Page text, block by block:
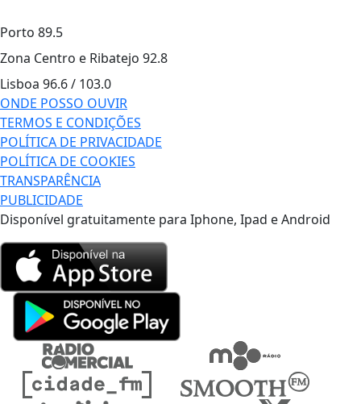
Porto 89.5
Zona Centro e Ribatejo 92.8
Lisboa 96.6 / 103.0
ONDE POSSO OUVIR
TERMOS E CONDIÇÕES
POLÍTICA DE PRIVACIDADE
POLÍTICA DE COOKIES
TRANSPARÊNCIA
PUBLICIDADE
Disponível gratuitamente para Iphone, Ipad e Android